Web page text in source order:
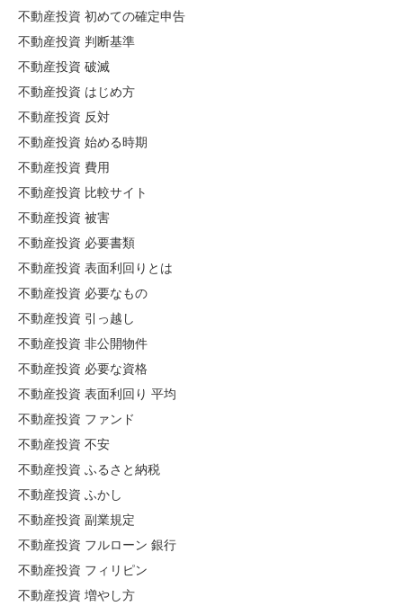
不動産投資 初めての確定申告
不動産投資 判断基準
不動産投資 破滅
不動産投資 はじめ方
不動産投資 反対
不動産投資 始める時期
不動産投資 費用
不動産投資 比較サイト
不動産投資 被害
不動産投資 必要書類
不動産投資 表面利回りとは
不動産投資 必要なもの
不動産投資 引っ越し
不動産投資 非公開物件
不動産投資 必要な資格
不動産投資 表面利回り 平均
不動産投資 ファンド
不動産投資 不安
不動産投資 ふるさと納税
不動産投資 ふかし
不動産投資 副業規定
不動産投資 フルローン 銀行
不動産投資 フィリピン
不動産投資 増やし方